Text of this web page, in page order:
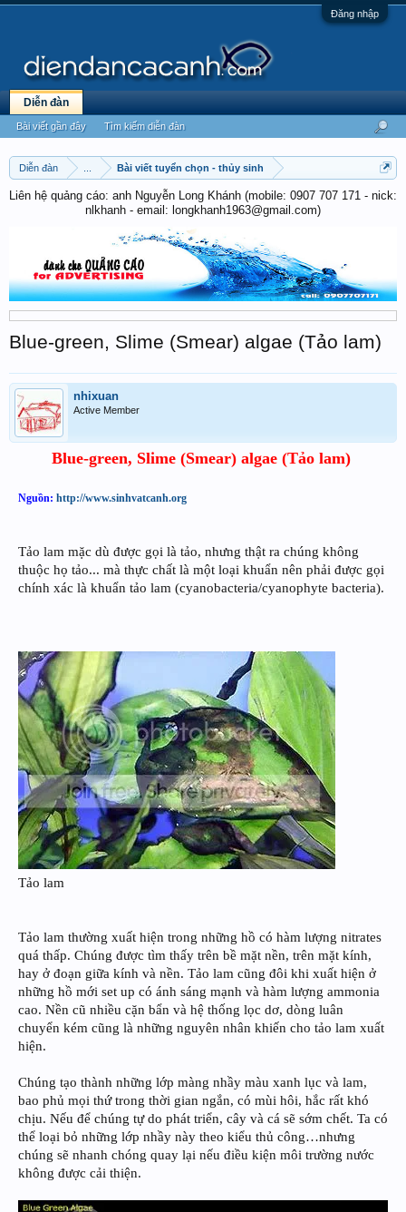
Đăng nhập
Diễn đàn Bài viết tuyển chọn - thủy sinh
Liên hệ quảng cáo: anh Nguyễn Long Khánh (mobile: 0907 707 171 - nick:
nlkhanh - email: longkhanh1963@gmail.com)
Blue-green, Slime (Smear) algae (Tảo lam)
nhixuan
Active Member
Blue-green, Slime (Smear) algae (Tảo lam)
Nguồn: http://www.sinhvatcanh.org
Tảo lam mặc dù được gọi là tảo, nhưng thật ra chúng không
thuộc họ tảo... mà thực chất là một loại khuẩn nên phải được gọi
chính xác là khuẩn tảo lam (cyanobacteria/cyanophyte bacteria).
Tảo lam
Tảo lam thường xuất hiện trong những hồ có hàm lượng nitrates
quá thấp. Chúng được tìm thấy trên bề mặt nền, trên mặt kính,
hay ở đoạn giữa kính và nền. Tảo lam cũng đôi khi xuất hiện ở
những hồ mới set up có ánh sáng mạnh và hàm lượng ammonia
cao. Nền cũ nhiều cặn bẩn và hệ thống lọc dơ, dòng luân
chuyển kém cũng là những nguyên nhân khiến cho tảo lam xuất
hiện.
Chúng tạo thành những lớp màng nhầy màu xanh lục và lam,
bao phủ mọi thứ trong thời gian ngắn, có mùi hôi, hắc rất khó
chịu. Nếu để chúng tự do phát triển, cây và cá sẽ sớm chết. Ta có
thể loại bỏ những lớp nhầy này theo kiểu thủ công…nhưng
chúng sẽ nhanh chóng quay lại nếu điều kiện môi trường nước
không được cải thiện.
Diễn đàn
Bài viết gần đây Tìm kiếm diễn đàn